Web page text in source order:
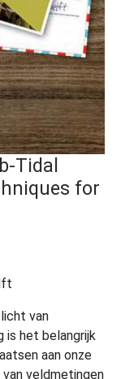
Tidal
for
van
is het belangrijk
aan onze
veldmetingen